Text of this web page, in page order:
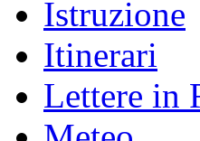
Istruzione
Itinerari
Lettere in